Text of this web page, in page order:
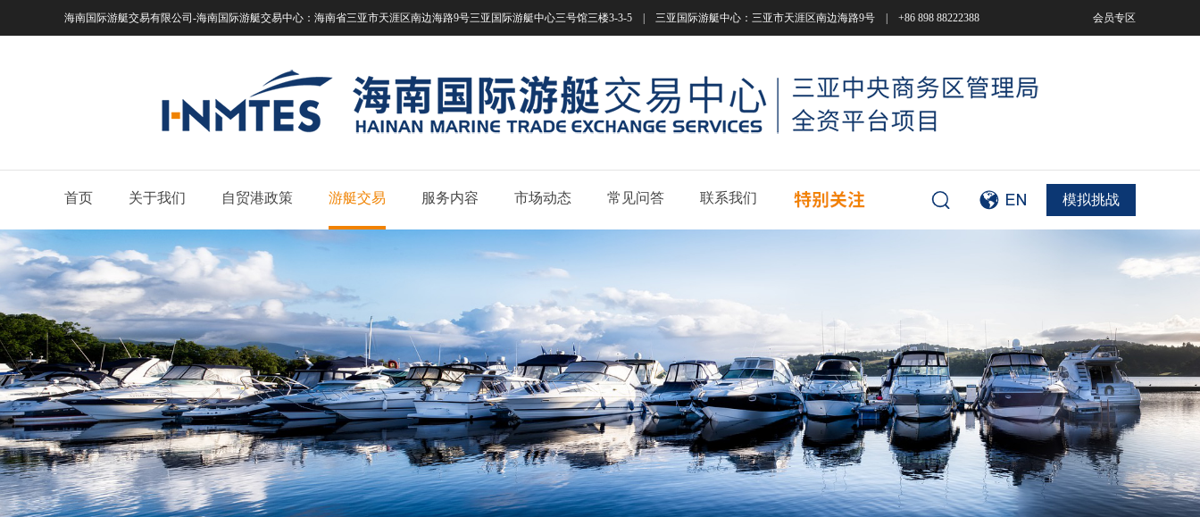
海南国际游艇交易有限公司-海南国际游艇交易中心： 海南省三亚市天涯区南边海路9号三亚国际游艇中心三号馆三楼3-3-5 | 三亚国际游艇中心：三亚市天涯区南边海路9号 | +86 898 88222388 会员专区
模拟挑战
首页 关于我们 自贸港政策 游艇交易 服务内容 市场动态 常见问答 联系我们